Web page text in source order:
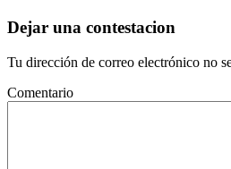
Dejar una contestacion
Tu dirección de correo electrónico no
Comentario